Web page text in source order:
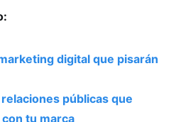
digital que pisarán
públicas que
tu marca